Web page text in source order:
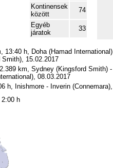
Kontinensek
között
74
Egyéb
járatok
33
13:40 h, Doha (Hamad
Smith), 15.02.2017
km, Sydney (Kingsford Smith)
08.03.2017
h, Inishmore - Inverin
h